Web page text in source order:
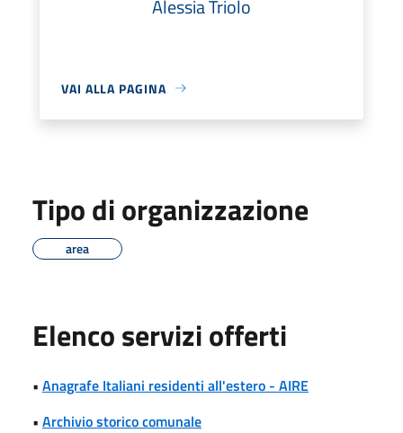
Alessia Triolo
VAI ALLA PAGINA
Tipo di organizzazione
area
Elenco servizi offerti
• Anagrafe Italiani residenti all'estero - AIRE
• Archivio storico comunale